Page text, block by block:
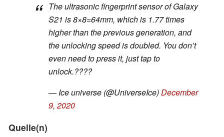
The ultrasonic fingerprint sensor of Galaxy
S21 is 8×8=64mm, which is 1.77 times
higher than the previous generation, and
the unlocking speed is doubled. You don’t
even need to press it, just tap to
unlock.????
— Ice universe (@UniverseIce)December
9, 2020
Quelle(n)